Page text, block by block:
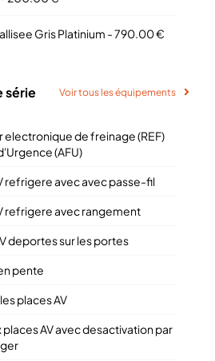
Gris Platinium - 790.00 €
série Voir tous les équipements
electronique de freinage (REF)
(AFU)
refrigere avec avec passe-fil
refrigere avec rangement
deportes sur les portes
pente
places AV
AV avec desactivation par